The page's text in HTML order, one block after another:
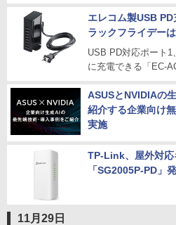
エレコム製USB
ラックフライデー
USB PD対応ポート1
に充電できる「EC-
ASUSとNVIDIAの
紹介する企業向け
実施
TP-Link、屋外対応
「SG2005P-PD」
11月29日